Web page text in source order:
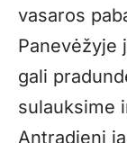
vasaros
Panevėžyje
gali
sulauksime
Antradienį